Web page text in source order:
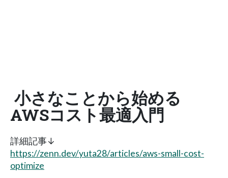
小さなことから始める
AWSコスト最適入門
詳細記事↓
https://zenn.dev/yuta28/articles/aws-small-cost-
optimize